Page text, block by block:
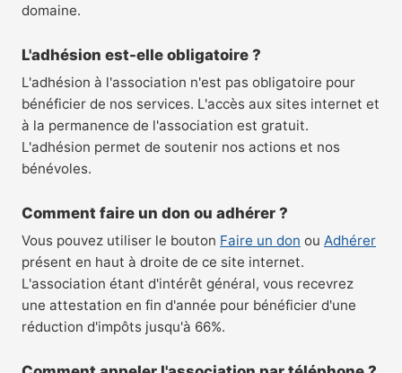
domaine.
L'adhésion est-elle obligatoire ?
L'adhésion à l'association n'est pas obligatoire pour
bénéficier de nos services. L'accès aux sites internet et
à la permanence de l'association est gratuit.
L'adhésion permet de soutenir nos actions et nos
bénévoles.
Comment faire un don ou adhérer ?
Vous pouvez utiliser le bouton Faire un don ou Adhérer
présent en haut à droite de ce site internet.
L'association étant d'intérêt général, vous recevrez
une attestation en fin d'année pour bénéficier d'une
réduction d'impôts jusqu'à 66%.